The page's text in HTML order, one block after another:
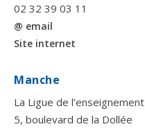
02 32 39 03 11
@ email
Site internet
Manche
La Ligue de l’enseignement
5, boulevard de la Dollée